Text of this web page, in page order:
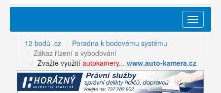
Menu
12 bodů .cz
Poradna k bodovému systému
Zákaz řízení a vybodování
Zvažte využití autokamery... www.auto-kamera.cz